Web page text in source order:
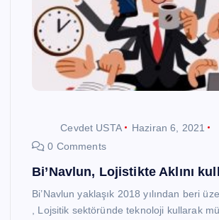
Cevdet USTA
Haziran 6, 2021
0 Comments
Bi’Navlun, Lojistikte Aklını
Bi’Navlun yaklaşık 2018 yılından beri
, Lojsitik sektöründe teknoloji kullarak